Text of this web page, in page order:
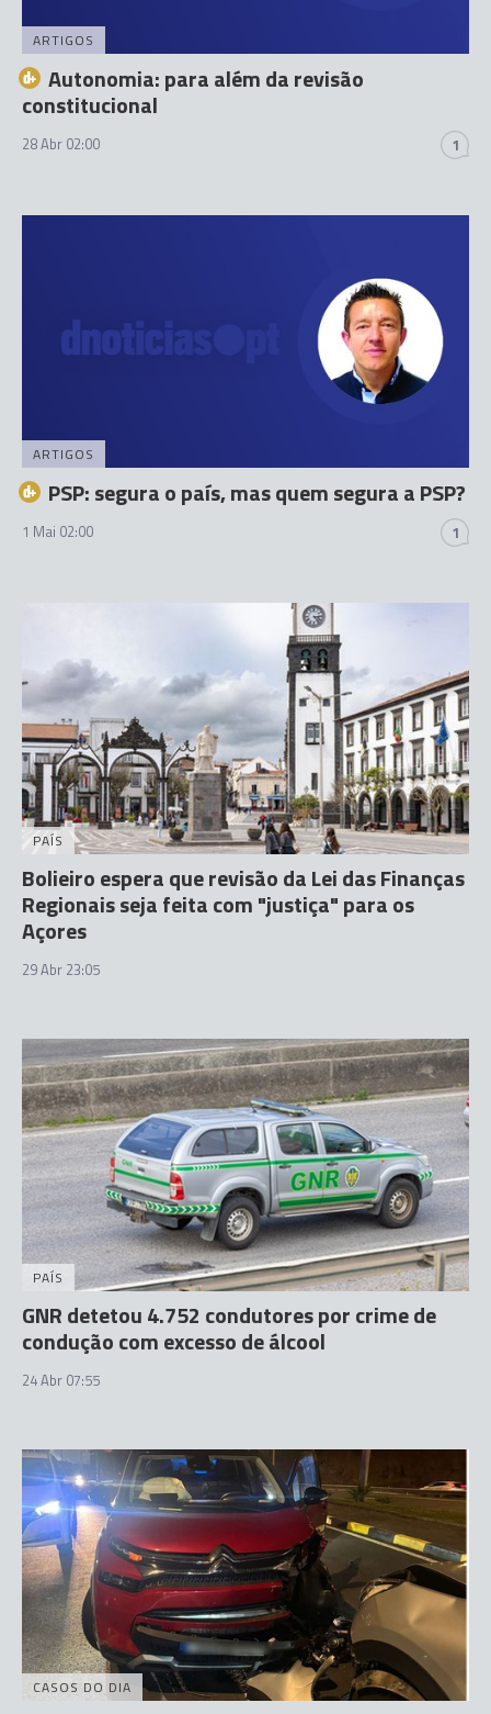
ARTIGOS
Autonomia: para além da revisão
constitucional
28 Abr 02:00 1
ARTIGOS
PSP: segura o país, mas quem segura a PSP?
1 Mai 02:00 1
PAÍS
Bolieiro espera que revisão da Lei das Finanças
Regionais seja feita com "justiça" para os
Açores
29 Abr 23:05
PAÍS
GNR detetou 4.752 condutores por crime de
condução com excesso de álcool
24 Abr 07:55
CASOS DO DIA